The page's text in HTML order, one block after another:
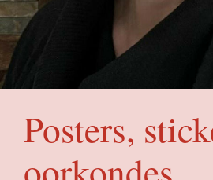
manieren nieuwe bezoekers
trekken en bestaande leden te
behouden. Denk aan grote
Posters, stickers
oorkondes